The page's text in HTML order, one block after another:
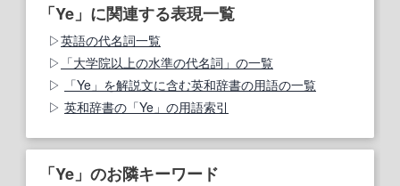
「Ye」に関連する表現一覧
英語の代名詞一覧
「大学院以上の水準の代名詞」の一覧
「Ye」を解説文に含む英和辞書の用語の一覧
英和辞書の「Ye」の用語索引
「Ye」のお隣キーワード